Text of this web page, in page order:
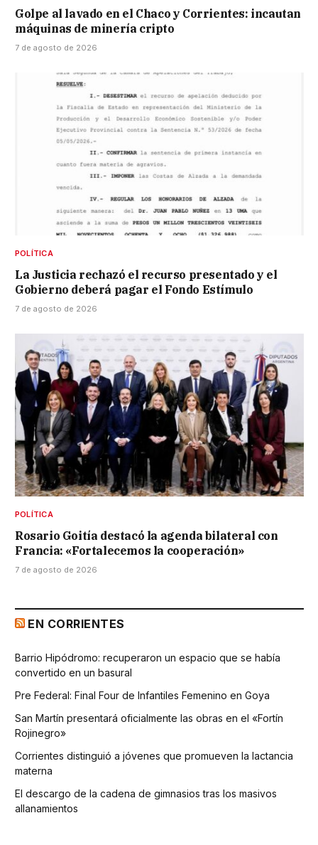
Golpe al lavado en el Chaco y Corrientes: incautan
máquinas de minería cripto
7 de agosto de 2026
POLÍTICA
La Justicia rechazó el recurso presentado y el
Gobierno deberá pagar el Fondo Estímulo
7 de agosto de 2026
POLÍTICA
Rosario Goitía destacó la agenda bilateral con
Francia: «Fortalecemos la cooperación»
7 de agosto de 2026
EN CORRIENTES
Barrio Hipódromo: recuperaron un espacio que se había
convertido en un basural
Pre Federal: Final Four de Infantiles Femenino en Goya
San Martín presentará oficialmente las obras en el «Fortín
Rojinegro»
Corrientes distinguió a jóvenes que promueven la lactancia
materna
El descargo de la cadena de gimnasios tras los masivos
allanamientos